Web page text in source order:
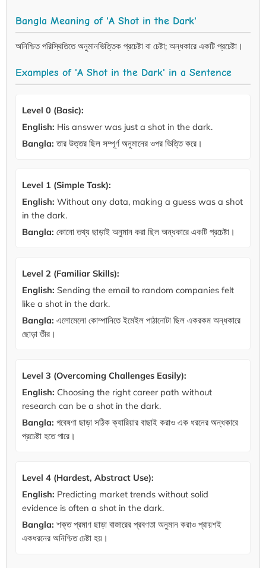
Bangla Meaning of 'A Shot in the Dark'
অনিশ্চিত পরিস্থিতিতে অনুমানভিত্তিক প্রচেষ্টা বা চেষ্টা; অন্ধকারে একটি প্রচেষ্টা।
Examples of 'A Shot in the Dark' in a Sentence
Level 0 (Basic):
English: His answer was just a shot in the dark.
Bangla: তার উত্তর ছিল সম্পূর্ণ অনুমানের ওপর ভিত্তি করে।
Level 1 (Simple Task):
English: Without any data, making a guess was a shot
in the dark.
Bangla: কোনো তথ্য ছাড়াই অনুমান করা ছিল অন্ধকারে একটি প্রচেষ্টা।
Level 2 (Familiar Skills):
English: Sending the email to random companies felt
like a shot in the dark.
Bangla: এলোমেলো কোম্পানিতে ইমেইল পাঠানোটা ছিল একরকম অন্ধকারে
ছোড়া তীর।
Level 3 (Overcoming Challenges Easily):
English: Choosing the right career path without
research can be a shot in the dark.
Bangla: গবেষণা ছাড়া সঠিক ক্যারিয়ার বাছাই করাও এক ধরনের অন্ধকারে
প্রচেষ্টা হতে পারে।
Level 4 (Hardest, Abstract Use):
English: Predicting market trends without solid
evidence is often a shot in the dark.
Bangla: শক্ত প্রমাণ ছাড়া বাজারের প্রবণতা অনুমান করাও প্রায়শই
একধরনের অনিশ্চিত চেষ্টা হয়।